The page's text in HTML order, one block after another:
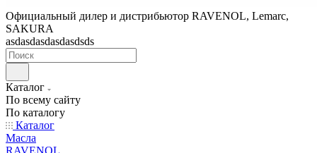
Официальный дилер и дистрибьютор RAVENOL, Lemarc,
SAKURA
asdasdasdasdasdsds
Каталог
По всему сайту
По каталогу
Каталог
Масла
RAVENOL